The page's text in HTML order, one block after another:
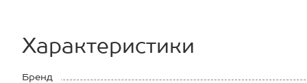
Характеристики
Бренд